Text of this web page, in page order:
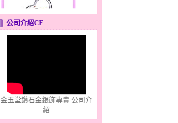
公司介紹CF
金玉堂鑽石金銀飾專賣 公司介
紹